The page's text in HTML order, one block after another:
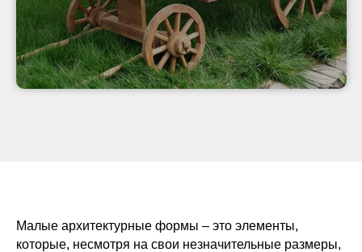
Малые архитектурные формы – это элементы,
которые, несмотря на свои незначительные размеры,